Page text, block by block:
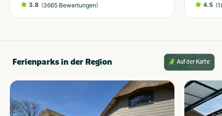
3.8 (3665 Bewertungen) 4.5 (
Ferienparks in der Region Auf der Karte